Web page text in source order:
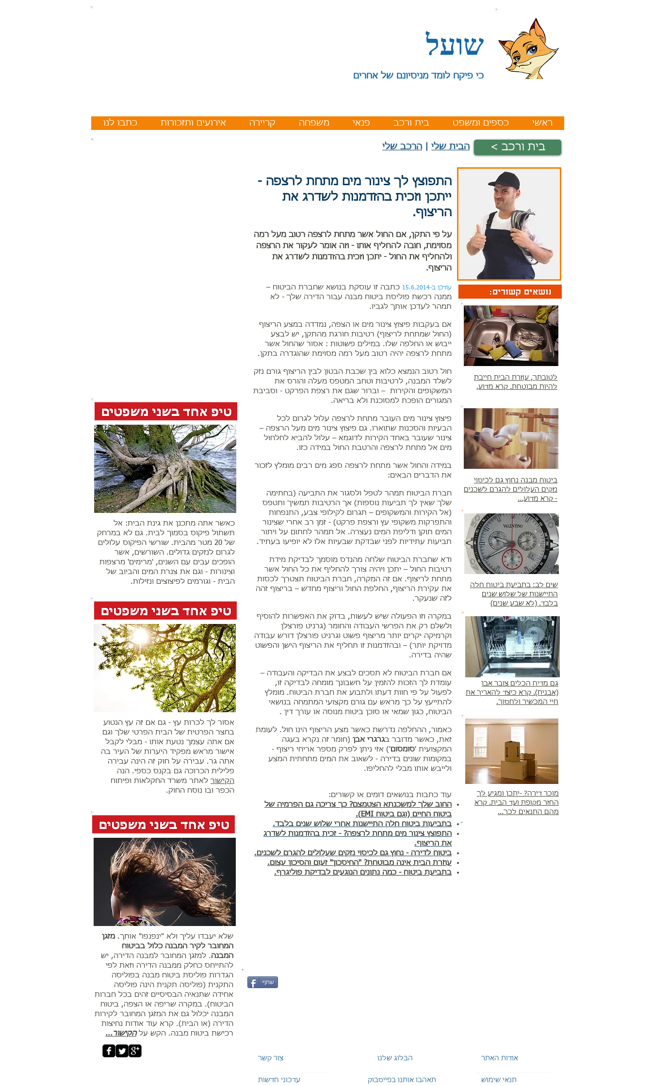
שועל
כי פיקח לומד מניסיונם של אחרים
כתבו לנו אירועים ותזכורות קריירה משפחה פנאי בית ורכב כספים ומשפט ראשי
|
כאשר אתה מתכנן את גינת הבית: אל
תשתול פיקוס בסמוך לבית. גם לא במרחק
של 20 מטר מהבית. שורשי הפיקוס עלולים
לגרום לנזקים גדולים. השורשים, אשר
הופכים עבים עם השנים, 'מרימים' מרצפות
וצינורות - וגם את צנרת המים והביוב של
הבית - וגורמים לפיצוצים ונזילות.
אסור לך לכרות עץ - גם אם זה עץ הנטוע
בחצר הפרטית של הבית הפרטי שלך וגם
אם אתה עצמך נטעת אותו - מבלי לקבל
אישור מראש מפקיד היערות של העיר בה
אתה גר. עבירה על חוק זה הינה עבירה
פלילית הכרוכה גם בקנס כספי. הנה
הקישור לאתר משרד החקלאות ופיתוח
הכפר ובו נוסח החוק.
שלא יעבדו עליך ולא "ינפנפו" אותך. מזגן
המחובר לקיר המבנה כלול בביטוח
המבנה. למזגן המחובר למבנה הדירה, יש
להתייחס כחלק ממבנה הדירה וזאת לפי
הגדרות פוליסת ביטוח מבנה בפוליסה
התקנית (פוליסה תקנית הינה פוליסה
אחידה שתנאיה הבסיסיים זהים בכל חברות
הביטוח). במקרה שריפה או הצפה, ביטוח
המבנה יכלול גם את המזגן המחובר לקירות
הדירה (או הבית). קרא עוד אודות נחיצות
רכישת ביטוח מבנה. הקש עלהקישור...
התפוצץ לך צינור מים מתחת לרצפה -
ייתכן וזכית בהזדמנות לשדרג את
הריצוף.
על פי התקן, אם החול אשר מתחת לרצפה רטוב מעל רמה
מסוימת, חובה להחליף אותו - וזה אומר לעקור את הרצפה
ולהחליף את החול - יתכן וזכית בהזדמנות לשדרג את
הריצוף.
עודכן ב-15.6.2014
כתבה זו עוסקת בנושא שחברת הביטוח –
ממנה רכשת פוליסת ביטוח מבנה עבור הדירה שלך - לא
תמהר לעדכן אותך לגביו.
אם בעקבות פיצוץ צינור מים או הצפה, נמדדה במצע הריצוף
(החול שמתחת לריצוף) רטיבות חורגת מהתקן, יש לבצע
ייבוש או החלפה שלו. במילים פשוטות : אסור שהחול אשר
מתחת לרצפה יהיה רטוב מעל רמה מסוימת שהוגדרה בתקן.
חול רטוב הנמצא כלוא בין שכבת הבטון לבין הריצוף גורם נזק
לשלד המבנה, לרטיבות וטחב המטפס מעלה והורס את
המשקופים והקירות – וברור שגם את רצפת הפרקט - וסביבת
המגורים הופכת למסוכנת ולא בריאה.
פיצוץ צינור מים העובר מתחת לרצפה עלול לגרום לכל
הבעיות והסכנות שתוארו. גם פיצוץ צינור מים מעל הרצפה –
צינור שעובר באחד הקירות לדוגמא – עלול להביא לחלחול
מים אל מתחת לרצפה והרטבת החול במידה כזו.
במידה והחול אשר מתחת לרצפה ספג מים רבים מומלץ לזכור
את הדברים הבאים:
חברת הביטוח תמהר לטפל ולסגור את התביעה (בחתימה
שלך שאין לך תביעות נוספות) אך הרטיבות תמשיך ותטפס
(אל הקירות והמשקופים – תגרום לקילופי צבע, התנפחות
והתפרקות משקופי עץ ורצפת פרקט) - זמן רב אחרי שצינור
המים תוקן ודליפת המים נעצרה. אל תמהר לחתום על ויתור
תביעות עתידיות לפני שבדקת שבעיות אלו לא יופיעו בעתיד.
ודא שחברת הביטוח שלחה מהנדס מוסמך לבדיקת מידת
רטיבות החול – יתכן ויהיה צורך להחליף את כל החול אשר
מתחת לריצוף. אם זה המקרה, חברת הביטוח תצטרך לכסות
את עקירת הריצוף, החלפת החול וריצוף מחדש – בריצוף זהה
לזה שנעקר.
במקרה וזו הפעולה שיש לעשות, בדוק את האפשרות להוסיף
ולשלם רק את הפרשי העבודה והחומר (גרניט פורצלן
וקרמיקה יקרים יותר מריצוף פשוט וגרניט פורצלן דורש עבודה
מדויקת יותר) – ובהזדמנות זו תחליף את הריצוף הישן והפשוט
שהיה בדירה.
אם חברת הביטוח לא תסכים לבצע את הבדיקה והעבודה –
עומדת לך הזכות להזמין על חשבונך מומחה לבדיקה זו,
לפעול על פי חוות דעתו ולתבוע את חברת הביטוח. מומלץ
להתייעץ על כך מראש עם גורם מקצועי המתמחה בנושאי
הביטוח, כגון שמאי או סוכן ביטוח מנוסה או עורך דין .
כאמור, ההחלפה נדרשת כאשר מצע הריצוף הינו חול. לעומת
זאת, כאשר מדובר בגרגרי אבן (חומר זה נקרא בעגה
המקצועית 'סומסום') אזי ניתן לפרק מספר אריחי ריצוף -
במקומות שונים בדירה - לשאוב את המים מתחתית המצע
ולייבש אותו מבלי להחליפו.
עוד כתבות בנושאים דומים או קשורים:
החוב שלך למשכנתא הצטמצם? כך צריכה גם הפרמיה של
ביטוח החיים (וגם ביטוח EMI).
בתביעות ביטוח חלה התיישנות אחרי שלוש שנים בלבד.
התפוצץ צינור מים מתחת לרצפה? - זכית בהזדמנות לשדרג
את הריצוף.
ביטוח לדירה - נחוץ גם לכיסוי נזקים שעלולים להגרם לשכנים.
עוזרת הבית אינה מבוטחת? "החיסכון" זעום והסיכון עצום.
בתביעת ביטוח - כמה נתונים הנוגעים לבדיקת פוליגרף.
< בית ורכב הבית שלי הרכב שלי
שתף
לטובתך, עוזרת הבית חייבת
להיות מבוטחת. קרא מדוע.
ביטוח מבנה נחוץ גם לכיסוי
נזקים העלולים להגרם לשכנים
- קרא מדוע...
שים לב: בתביעת ביטוח חלה
התיישנות של שלוש שנים
בלבד. (לא שבע שנים)
גם מדיח הכלים צובר אבן
(אבנית). קרא כיצד להאריך את
חיי המכשיר ולחסוך.
מוכר דירה? -יתכן ומגיע לך
החזר מקופת ועד הבית. קרא
מהם התנאים לכך...
צור קשר
עדכוני חדשות
הבלוג שלנו
תאהבו אותנו בפייסבוק
אודות האתר
תנאי שימוש